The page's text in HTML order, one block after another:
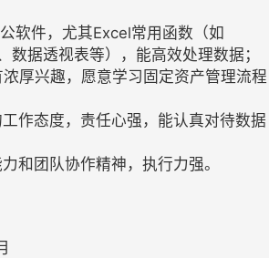
软件，尤其Excel常用函数（如
数据透视表等），能高效处理数据；
厚兴趣，愿意学习固定资产管理流程
作态度，责任心强，能认真对待数据
和团队协作精神，执行力强。